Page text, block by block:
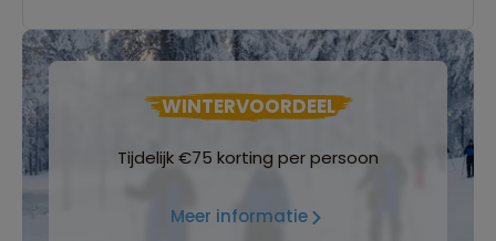
WINTERVOORDEEL
Tijdelijk €75 korting per persoon
Meer informatie